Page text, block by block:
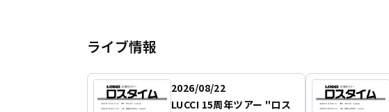
ライブ情報
2026/08/22
LUCCI 15周年ツアー "ロス